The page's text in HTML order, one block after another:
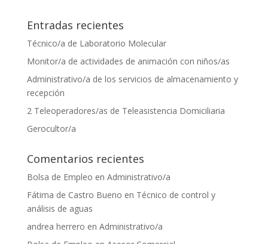
Entradas recientes
Técnico/a de Laboratorio Molecular
Monitor/a de actividades de animación con niños/as
Administrativo/a de los servicios de almacenamiento y
recepción
2 Teleoperadores/as de Teleasistencia Domiciliaria
Gerocultor/a
Comentarios recientes
Bolsa de Empleo en Administrativo/a
Fátima de Castro Bueno en Técnico de control y
análisis de aguas
andrea herrero en Administrativo/a